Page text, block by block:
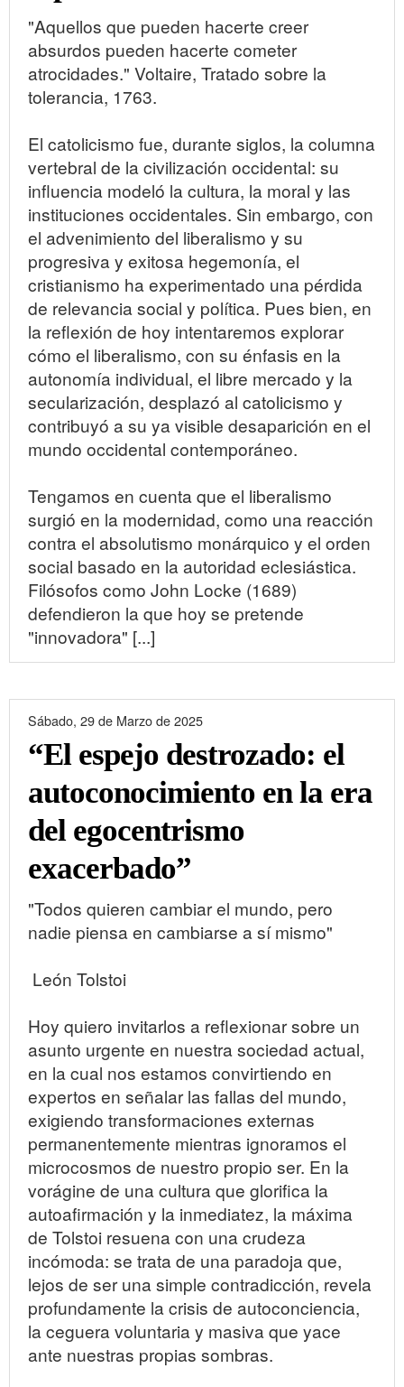
"Aquellos que pueden hacerte creer
absurdos pueden hacerte cometer
atrocidades." Voltaire, Tratado sobre la
tolerancia, 1763.
El catolicismo fue, durante siglos, la columna
vertebral de la civilización occidental: su
influencia modeló la cultura, la moral y las
instituciones occidentales. Sin embargo, con
el advenimiento del liberalismo y su
progresiva y exitosa hegemonía, el
cristianismo ha experimentado una pérdida
de relevancia social y política. Pues bien, en
la reflexión de hoy intentaremos explorar
cómo el liberalismo, con su énfasis en la
autonomía individual, el libre mercado y la
secularización, desplazó al catolicismo y
contribuyó a su ya visible desaparición en el
mundo occidental contemporáneo.
Tengamos en cuenta que el liberalismo
surgió en la modernidad, como una reacción
contra el absolutismo monárquico y el orden
social basado en la autoridad eclesiástica.
Filósofos como John Locke (1689)
defendieron la que hoy se pretende
"innovadora" [...]
Sábado, 29 de Marzo de 2025
“El espejo destrozado: el
autoconocimiento en la era
del egocentrismo
exacerbado”
"Todos quieren cambiar el mundo, pero
nadie piensa en cambiarse a sí mismo"
León Tolstoi
Hoy quiero invitarlos a reflexionar sobre un
asunto urgente en nuestra sociedad actual,
en la cual nos estamos convirtiendo en
expertos en señalar las fallas del mundo,
exigiendo transformaciones externas
permanentemente mientras ignoramos el
microcosmos de nuestro propio ser. En la
vorágine de una cultura que glorifica la
autoafirmación y la inmediatez, la máxima
de Tolstoi resuena con una crudeza
incómoda: se trata de una paradoja que,
lejos de ser una simple contradicción, revela
profundamente la crisis de autoconciencia,
la ceguera voluntaria y masiva que yace
ante nuestras propias sombras.